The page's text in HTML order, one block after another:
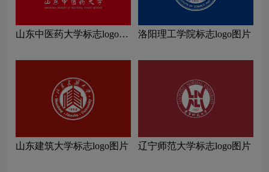
山东中医药大学标志logo图
洛阳理工学院标志logo图片
山东建筑大学标志logo图片 辽宁师范大学标志logo图片